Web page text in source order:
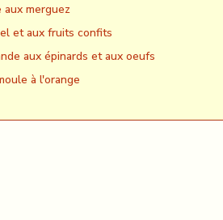
aux merguez
et aux fruits confits
aux épinards et aux oeufs
à l'orange